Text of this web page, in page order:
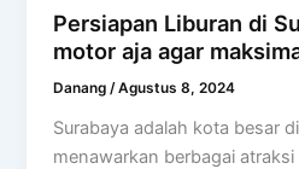
Persiapan Liburan di
motor aja agar
Danang /Agustus 8, 2024
Surabaya adalah kota besar
menawarkan berbagai